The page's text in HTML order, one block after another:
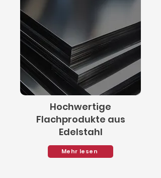
Hochwertige
Flachprodukte aus
Edelstahl
Mehr lesen